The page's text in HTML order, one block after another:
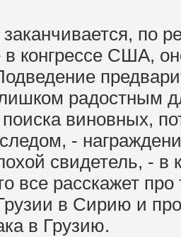
по
в конгрессе США,
радостным
поиска виновных,
-
свидетель, - в
все расскажет
в Сирию и
в Грузию.